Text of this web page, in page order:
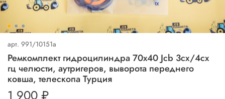
арт. 991/10151a
Ремкомплект гидроцилиндра 70х40 Jcb 3cx/4cx
гц челюсти, аутригеров, выворота переднего
ковша, телескопа Турция
1 900 ₽